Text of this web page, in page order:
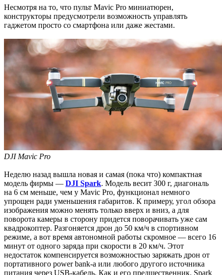
Несмотря на то, что пульт Mavic Pro миниатюрен,
конструкторы предусмотрели возможность управлять
гаджетом просто со смартфона или даже жестами.
DJI Mavic Pro
Неделю назад вышла новая и самая (пока что) компактная
модель фирмы — DJI Spark. Модель весит 300 г, диагональ
на 6 см меньше, чем у Mavic Pro, функционал немного
упрощен ради уменьшения габаритов. К примеру, угол обзора
изображения можно менять только вверх и вниз, а для
поворота камеры в сторону придется поворачивать уже сам
квадрокоптер. Разгоняется дрон до 50 км/ч в спортивном
режиме, а вот время автономной работы скромное — всего 16
минут от одного заряда при скорости в 20 км/ч. Этот
недостаток компенсируется возможностью заряжать дрон от
портативного power bank-а или любого другого источника
питания через USB-кабель. Как и его предшественник, Spark